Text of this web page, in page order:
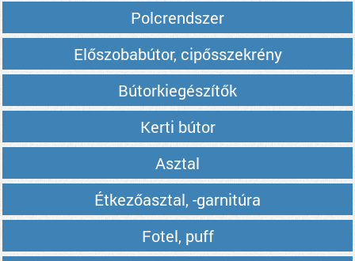
Polcrendszer
Előszobabútor, cipősszekrény
Bútorkiegészítők
Kerti bútor
Asztal
Étkezőasztal, -garnitúra
Fotel, puff